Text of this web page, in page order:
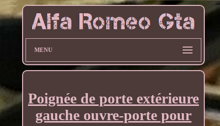
MENU
Poignée de porte extérieure
gauche ouvre-porte pour